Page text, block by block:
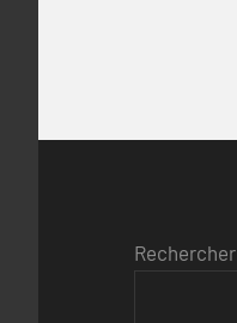
Rechercher